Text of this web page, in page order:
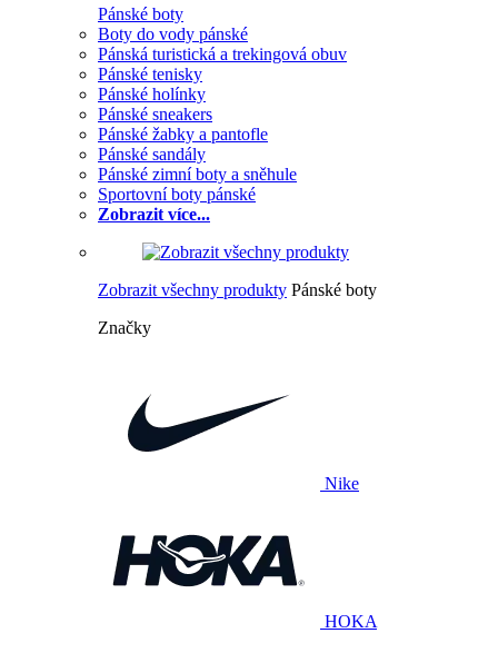
Pánské boty
Boty do vody pánské
Pánská turistická a trekingová obuv
Pánské tenisky
Pánské holínky
Pánské sneakers
Pánské žabky a pantofle
Pánské sandály
Pánské zimní boty a sněhule
Sportovní boty pánské
Zobrazit více...
Zobrazit všechny produkty Pánské boty
Značky
Nike
HOKA